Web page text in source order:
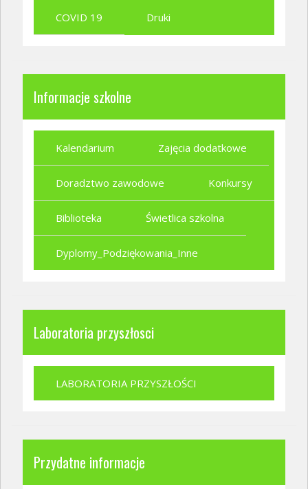
COVID 19 Druki
Informacje szkolne
Kalendarium Zajęcia dodatkowe
Doradztwo zawodowe Konkursy
Biblioteka Świetlica szkolna
Dyplomy_Podziękowania_Inne
Laboratoria przyszłosci
LABORATORIA PRZYSZŁOŚCI
Przydatne informacje